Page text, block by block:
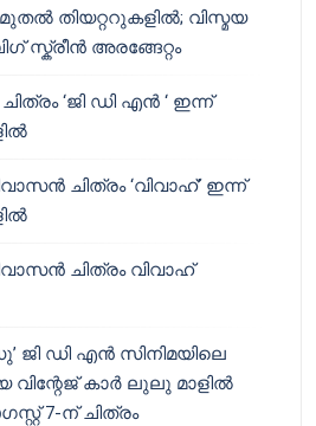
മുതൽ തിയറ്ററുകളിൽ; വിസ്മയ
സ്ക്രീൻ അരങ്ങേറ്റം
‘ജി ഡി എൻ ‘ ഇന്ന്
ചിത്രം ‘വിവാഹ്’ ഇന്ന്
ചിത്രം വിവാഹ്
ജി ഡി എൻ സിനിമയിലെ
വിന്റേജ് കാർ ലുലു മാളിൽ
7-ന് ചിത്രം